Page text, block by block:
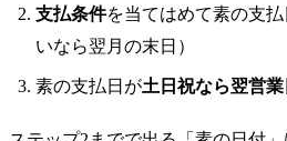
支払条件を当てはめて素の支
いなら翌月の末日）
素の支払日が土日祝なら翌営